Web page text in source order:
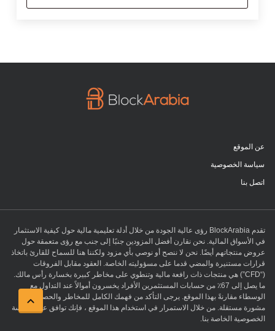
عن الموقع
سياسة الخصوصية
اتصل بنا
تقدم BlockArabia رؤى عالية الجودة من خلال أدلة تعليمية مالية حول كيفية الاستثمار
في الأسواق المالية. نحن نقارن أفضل المزودين جنبًا إلى جنب مع رؤى متعمقة حول
عروض منتجاتهم أيضًا. نحن لا ننصح أو نوصي بأي مزود ولكننا هنا للسماح للقارئ باتخاذ
قرارات مستنيرة والمضي قدما على مسؤوليته الخاصة. العقود مقابل الفروقات
(“CFD”) هي منتجات ذات رافعة مالية وتنطوي على مخاطر كبيرة بخسارة رأس مالك.
ما يصل إلى 67٪ من حسابات المستثمرين الأفراد يخسرون أموالاً عند التداول مع
الوسطاء مقارنةً بهذا الموقع. يرجى التأكد من فهمك الكامل للمخاطر والحصول على
مشورة مستقلة. من خلال الاستمرار في استخدام هذا الموقع ، فإنك توافق على سياسة
الخصوصية الخاصة بنا.